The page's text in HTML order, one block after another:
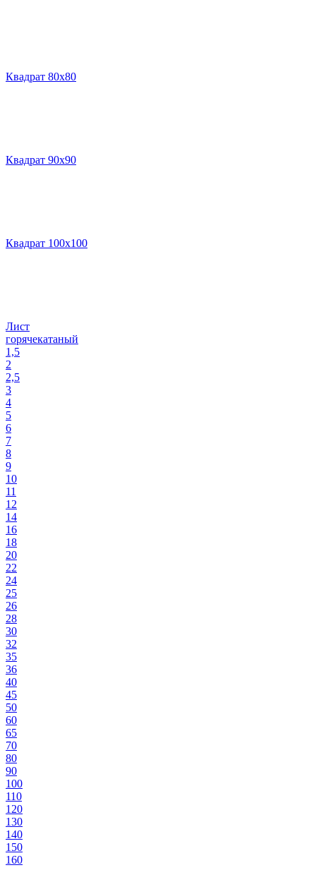
Квадрат 80х80
Квадрат 90х90
Квадрат 100х100
Лист
горячекатаный
1,5
2
2,5
3
4
5
6
7
8
9
10
11
12
14
16
18
20
22
24
25
26
28
30
32
35
36
40
45
50
60
65
70
80
90
100
110
120
130
140
150
160